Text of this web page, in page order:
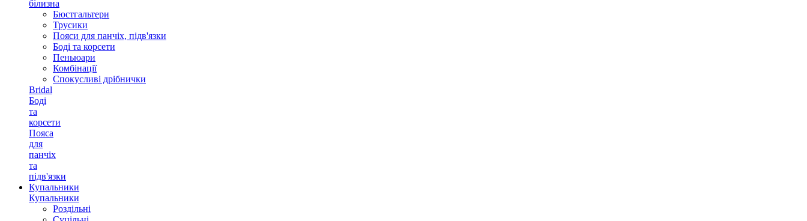
білизна
Бюстгальтери
Трусики
Пояси для панчіх, підв'язки
Боді та корсети
Пеньюари
Комбінації
Спокусливі дрібнички
Bridal
Боді
та
корсети
Пояса
для
панчіх
та
підв'язки
Купальники
Купальники
Роздільні